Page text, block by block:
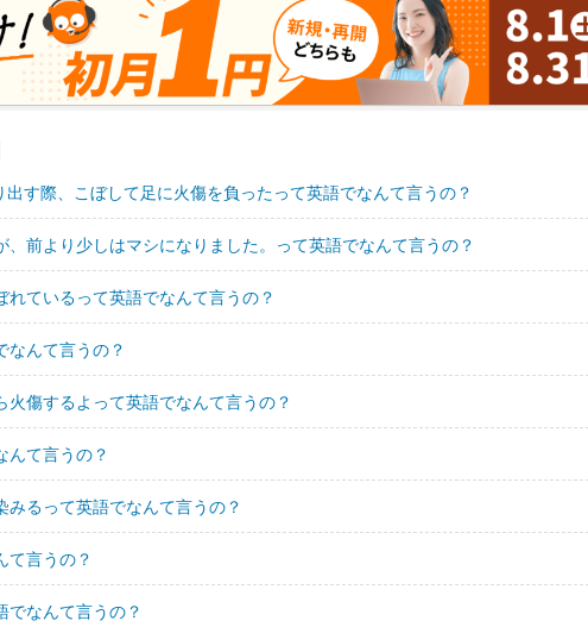
す際、こぼして足に火傷を負ったって英語でなんて言うの？
、前より少しはマシになりました。って英語でなんて言うの？
れているって英語でなんて言うの？
なんて言うの？
火傷するよって英語でなんて言うの？
んて言うの？
みるって英語でなんて言うの？
て言うの？
でなんて言うの？